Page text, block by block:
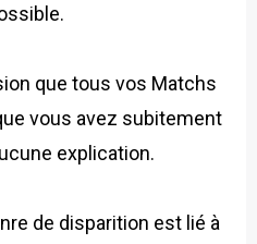
que tous vos Matchs
vous avez subitement
explication.
de disparition est lié à